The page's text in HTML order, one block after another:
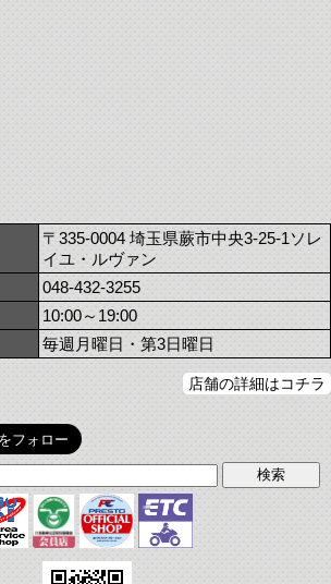
〒335-0004 埼玉県蕨市中央3-25-1ソレ
イユ・ルヴァン
048-432-3255
10:00～19:00
毎週月曜日・第3日曜日
店舗の詳細はコチラ